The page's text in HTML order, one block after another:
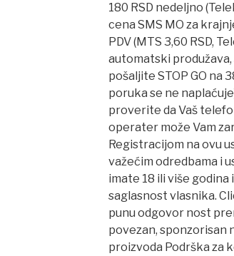
180 RSD nedeljno
cena SMS MO za
PDV (MTS 3,60 RSD,
automatski
pošaljite STOP GO na
poruka se ne
proverite da Vaš
operater može Vam
Registracijom na ovu
važećim odredbama i
imate 18 ili više
saglasnost vlasnika.
punu odgovor nost
povezan, sponzorisan
proizvoda Podrška za